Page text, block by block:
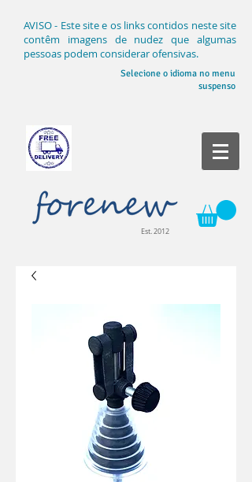
AVISO - Este site e os links contidos neste site
contêm imagens de nudez que algumas
pessoas podem considerar ofensivas.
Selecione o idioma no menu
suspenso
Est. 2012